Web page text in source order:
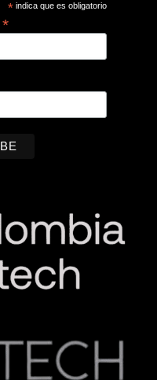
* indica que es obligatorio
*